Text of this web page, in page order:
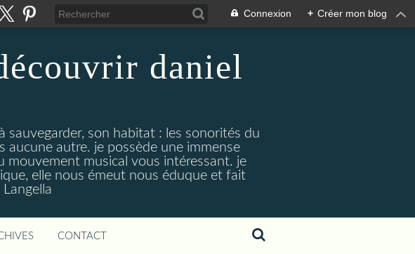
Connexion + Créer mon blog
daniel
sauvegarder, son habitat : les sonorités du
aucune autre. je possède une immense
mouvement musical vous intéressant. je
elle nous émeut nous éduque et fait
CONTACT